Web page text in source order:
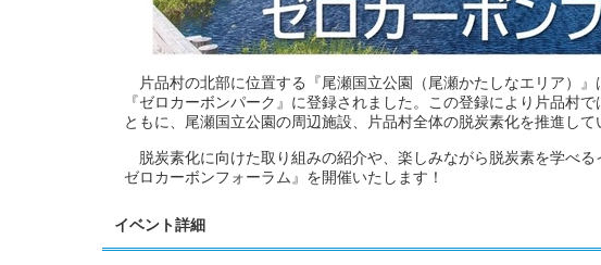
片品村の北部に位置する『尾瀬国立公園（尾瀬かたしなエリア）』
『ゼロカーボンパーク』に登録されました。この登録により片品村
ともに、尾瀬国立公園の周辺施設、片品村全体の脱炭素化を推進して
脱炭素化に向けた取り組みの紹介や、楽しみながら脱炭素を学べ
ゼロカーボンフォーラム』を開催いたします！
イベント詳細​